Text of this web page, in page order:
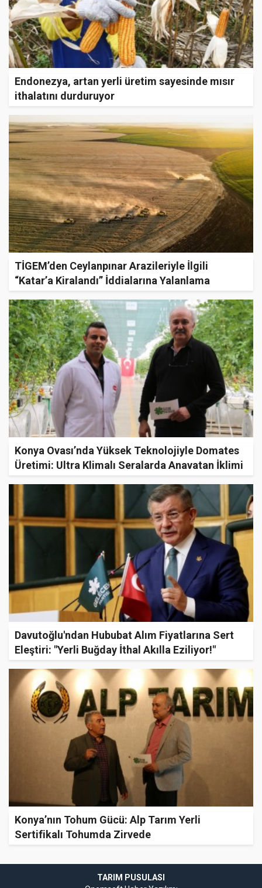
Endonezya, artan yerli üretim sayesinde mısır
ithalatını durduruyor
TİGEM’den Ceylanpınar Arazileriyle İlgili
“Katar’a Kiralandı” İddialarına Yalanlama
Konya Ovası’nda Yüksek Teknolojiyle Domates
Üretimi: Ultra Klimalı Seralarda Anavatan İklimi
Davutoğlu'ndan Hububat Alım Fiyatlarına Sert
Eleştiri: "Yerli Buğday İthal Akılla Eziliyor!"
Konya’nın Tohum Gücü: Alp Tarım Yerli
Sertifikalı Tohumda Zirvede
TARIM PUSULASI